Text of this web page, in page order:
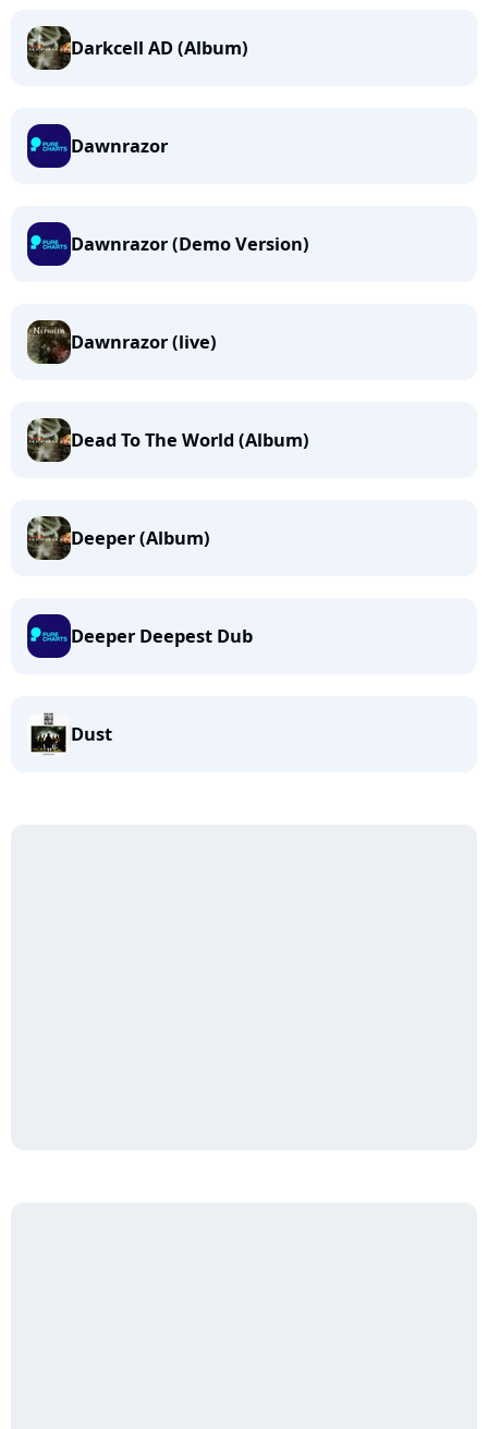
Darkcell AD (Album)
Dawnrazor
Dawnrazor (Demo Version)
Dawnrazor (live)
Dead To The World (Album)
Deeper (Album)
Deeper Deepest Dub
Dust